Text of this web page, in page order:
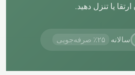
یا تنزل دهید.
سالانه ۲۵٪ صرفه‌جویی